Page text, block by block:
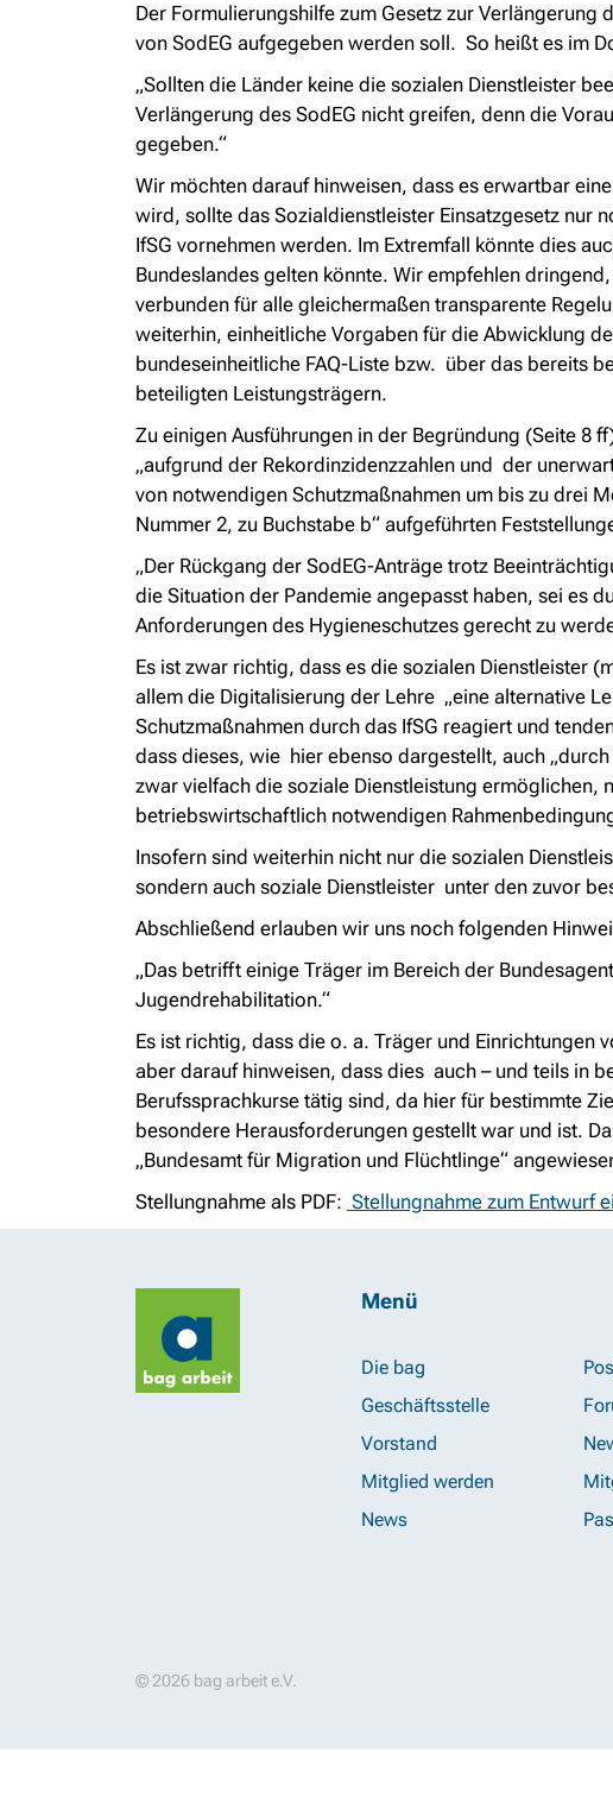
Der Formulierungshilfe zum Gesetz zur
von SodEG aufgegeben werden soll. So heißt es im
„Sollten die Länder keine die sozialen Dienstleister
Verlängerung des SodEG nicht greifen, denn die
gegeben.“
Wir möchten darauf hinweisen, dass es erwartbar
wird, sollte das Sozialdienstleister Einsatzgesetz nur
IfSG vornehmen werden. Im Extremfall könnte dies
Bundeslandes gelten könnte. Wir empfehlen
verbunden für alle gleichermaßen transparente
weiterhin, einheitliche Vorgaben für die Abwicklung
bundeseinheitliche FAQ-Liste bzw. über das bereits
beteiligten Leistungsträgern.
Zu einigen Ausführungen in der Begründung (Seite 8
„aufgrund der Rekordinzidenzzahlen und der
von notwendigen Schutzmaßnahmen um bis zu drei
Nummer 2, zu Buchstabe b“ aufgeführten
„Der Rückgang der SodEG-Anträge trotz
die Situation der Pandemie angepasst haben, sei es
Anforderungen des Hygieneschutzes gerecht zu
Es ist zwar richtig, dass es die sozialen Dienstleister
allem die Digitalisierung der Lehre „eine alternative
Schutzmaßnahmen durch das IfSG reagiert und
dass dieses, wie hier ebenso dargestellt, auch „durch
zwar vielfach die soziale Dienstleistung ermöglichen,
betriebswirtschaftlich notwendigen
Insofern sind weiterhin nicht nur die sozialen
sondern auch soziale Dienstleister unter den zuvor
Abschließend erlauben wir uns noch folgenden
„Das betrifft einige Träger im Bereich der
Jugendrehabilitation.“
Es ist richtig, dass die o. a. Träger und Einrichtungen
aber darauf hinweisen, dass dies auch – und teils in
Berufssprachkurse tätig sind, da hier für bestimmte
besondere Herausforderungen gestellt war und ist.
„Bundesamt für Migration und Flüchtlinge“
Stellungnahme als PDF: Stellungnahme zum Entwurf
Menü
Die bag
Geschäftsstelle
Vorstand
Mitglied werden
News
© 2026 bag arbeit e.V.